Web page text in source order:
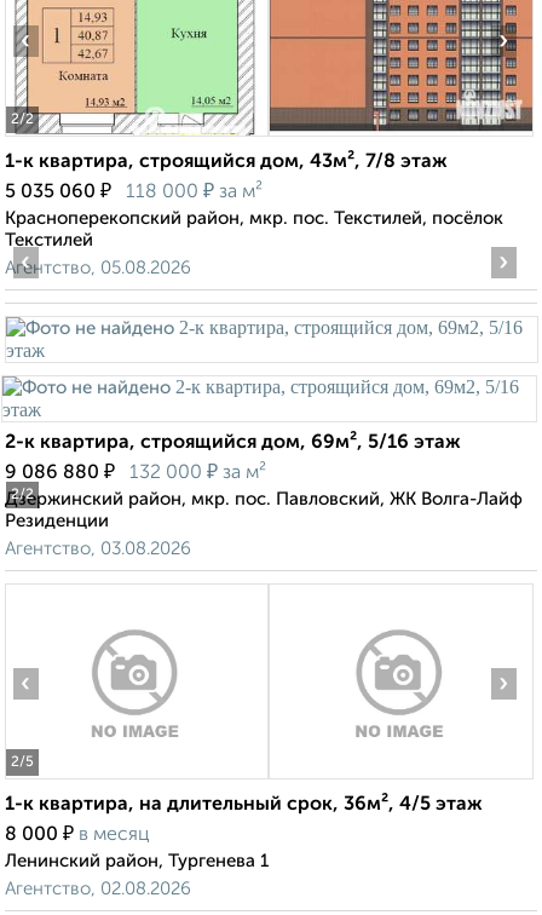
2/2
‹ ›
1-к квартира, строящийся дом, 43м², 7/8 этаж
5 035 060 ₽ 118 000 ₽ за м²
Красноперекопский район, мкр. пос. Текстилей, посёлок
Текстилей
Агентство, 05.08.2026
2/2
‹ ›
2-к квартира, строящийся дом, 69м², 5/16 этаж
9 086 880 ₽ 132 000 ₽ за м²
Дзержинский район, мкр. пос. Павловский, ЖК Волга-Лайф
Резиденции
Агентство, 03.08.2026
2/5
‹ ›
1-к квартира, на длительный срок, 36м², 4/5 этаж
8 000 ₽ в месяц
Ленинский район, Тургенева 1
Агентство, 02.08.2026